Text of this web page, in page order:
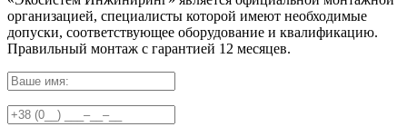
организацией, специалисты которой имеют необходимые
допуски, соответствующее оборудование и квалификацию.
Правильный монтаж с гарантией 12 месяцев.